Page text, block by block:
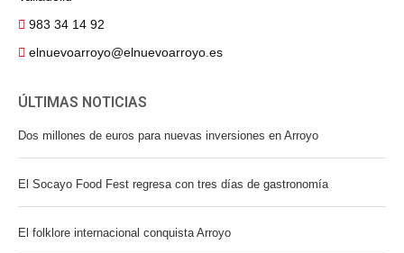
983 34 14 92
elnuevoarroyo@elnuevoarroyo.es
ÚLTIMAS NOTICIAS
Dos millones de euros para nuevas inversiones en Arroyo
El Socayo Food Fest regresa con tres días de gastronomía
El folklore internacional conquista Arroyo